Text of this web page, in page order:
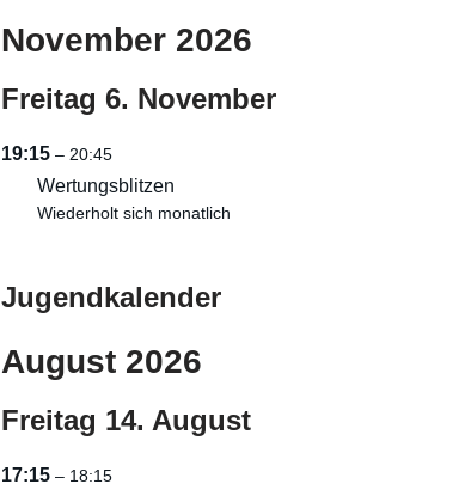
November 2026
Freitag 6. November
19:15 – 20:45
Wertungsblitzen
Wiederholt sich monatlich
Jugendkalender
August 2026
Freitag 14. August
17:15 – 18:15